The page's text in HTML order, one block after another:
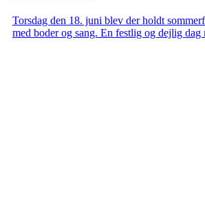
Torsdag den 18. juni blev der holdt
med boder og sang. En festlig og dejlig dag